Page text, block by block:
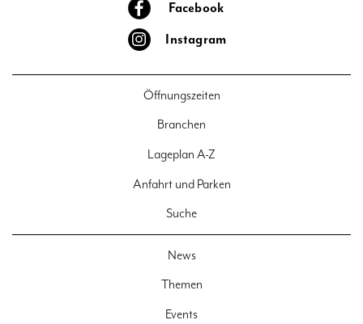
Facebook
Instagram
Öffnungszeiten
Branchen
Lageplan A-Z
Anfahrt und Parken
Suche
News
Themen
Events